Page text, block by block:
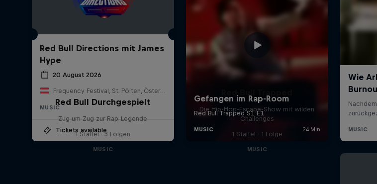
Red Bull Directions mit James
Hype
20 August 2026
Frequency Festival, St. Pölten, Österreich
MUSIC
Tickets available
Red Bull Durchgespielt
Zug um Zug zur Rap-Legende
1 Staffel · 3 Folgen
MUSIC
Die Hip-Hop-Escape-Show mit wilden
Challenges
1 Staffel · 1 Folge
MUSIC